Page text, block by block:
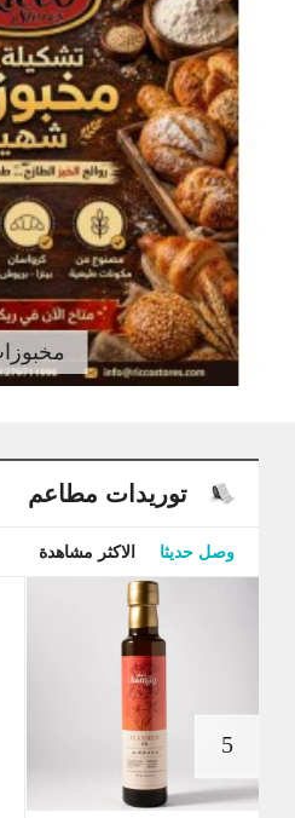
مخبوزات
توريدات مطاعم
وصل حديثا الاكثر مشاهدة